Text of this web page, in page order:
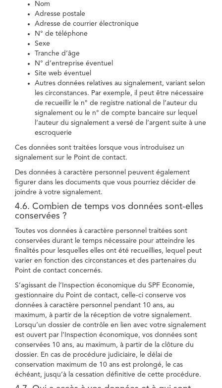
Nom
Adresse postale
Adresse de courrier électronique
N° de téléphone
Sexe
Tranche d’âge
N° d’entreprise éventuel
Site web éventuel
Autres données relatives au signalement, variant selon
les circonstances. Par exemple, il peut être nécessaire
de recueillir le n° de registre national de l’auteur du
signalement ou le n° de compte bancaire sur lequel
l’auteur du signalement a versé de l’argent suite à une
escroquerie
Ces données sont traitées lorsque vous introduisez un
signalement sur le Point de contact.
Des données à caractère personnel peuvent également
figurer dans les documents que vous pourriez décider de
joindre à votre signalement.
4.6. Combien de temps vos données sont-elles
conservées ?
Toutes vos données à caractère personnel traitées sont
conservées durant le temps nécessaire pour atteindre les
finalités pour lesquelles elles ont été recueillies, lequel peut
varier en fonction des circonstances et des partenaires du
Point de contact concernés.
S’agissant de l’Inspection économique du SPF Economie,
gestionnaire du Point de contact, celle-ci conserve vos
données à caractère personnel pendant 10 ans, au
maximum, à partir de la réception de votre signalement.
Lorsqu’un dossier de contrôle en lien avec votre signalement
est ouvert par l’Inspection économique, vos données sont
conservées 10 ans, au maximum, à partir de la clôture du
dossier. En cas de procédure judiciaire, le délai de
conservation maximum de 10 ans est prolongé, le cas
échéant, jusqu’à la cessation définitive de cette procédure.